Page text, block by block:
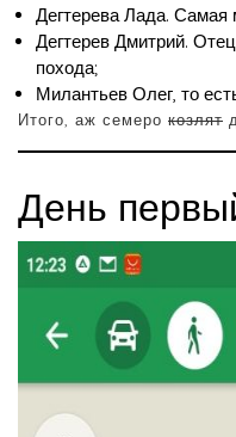
Дегтерева Лада.
Дегтерев Дмитрий.
похода;
Милантьев Олег, то
Итого, аж семеро козлят
День